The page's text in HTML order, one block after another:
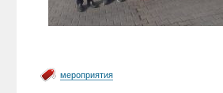
мероприятия